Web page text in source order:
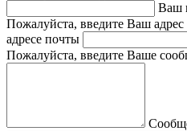
Ваш
Пожалуйста, введите Ваш
адресе почты
Пожалуйста, введите Ваше